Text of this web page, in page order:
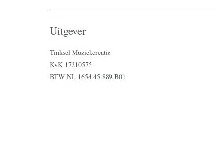
Uitgever
Tinksel Muziekcreatie
KvK 17210575
BTW NL 1654.45.889.B01